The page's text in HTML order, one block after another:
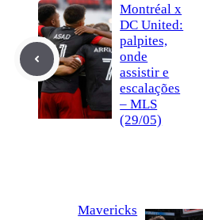
Montréal x
DC United:
palpites,
onde
assistir e
escalações
– MLS
(29/05)
Mavericks